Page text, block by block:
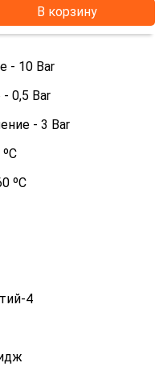
В корзину
- 10 Bar
0,5 Bar
- 3 Bar
ºC
4